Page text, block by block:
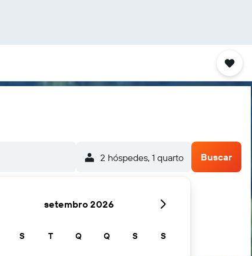
2 hóspedes, 1 quarto Buscar
...e mais
setembro 2026
S T Q Q S S